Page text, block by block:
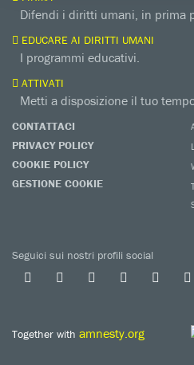
Difendi i diritti umani, in prima
EDUCARE AI DIRITTI UMANI
I programmi educativi.
ATTIVATI
Metti a disposizione il tuo
CONTATTACI
PRIVACY POLICY
COOKIE POLICY
GESTIONE COOKIE
Seguici sui nostri profili social
Together with amnesty.org